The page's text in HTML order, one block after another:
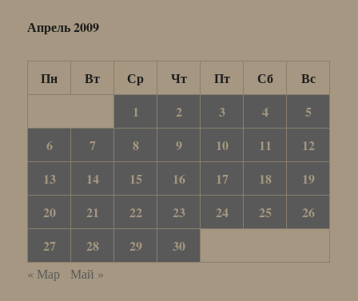
Апрель 2009
Пн Вт Ср Чт Пт Сб
Вс
1
2 3 4
5
6
7 8 9 10 11
12
13
14 15 16 17 18
19
20
21 22 23 24 25
26
27
28 29 30
« Мар Май »